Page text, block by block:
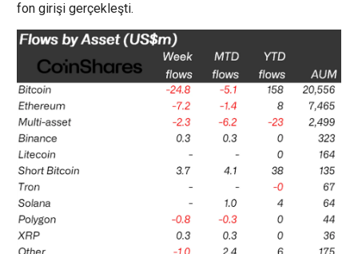
fon girişi gerçekleşti.